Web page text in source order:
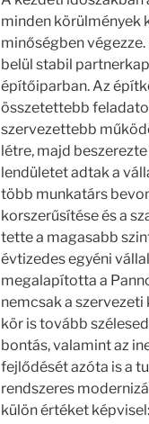
minden körülmények
minőségben
belül stabil
építőiparban. Az
összetettebb
szervezettebb
létre, majd
lendületet adtak a
több munkatárs
korszerűsítése és a
tette a magasabb
évtizedes egyéni
megalapította a
nemcsak a
kör is tovább
bontás, valamint az
fejlődését azóta is a
rendszeres
külön értéket